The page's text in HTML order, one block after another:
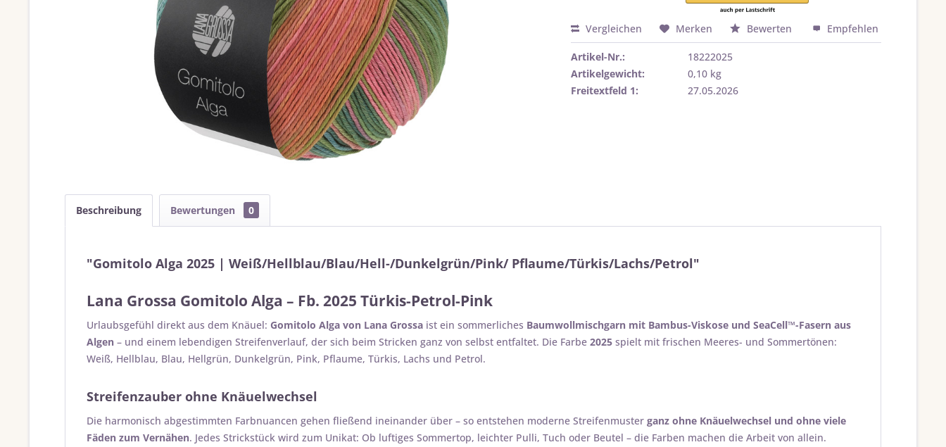
Vergleichen Merken Bewerten Empfehlen
Artikel-Nr.:
18222025
Artikelgewicht:
0,10 kg
Freitextfeld 1:
27.05.2026
Beschreibung Bewertungen 0
"Gomitolo Alga 2025 | Weiß/Hellblau/Blau/Hell-/Dunkelgrün/Pink/ Pflaume/Türkis/Lachs/Petrol"
Lana Grossa Gomitolo Alga – Fb. 2025 Türkis-Petrol-Pink
Urlaubsgefühl direkt aus dem Knäuel: Gomitolo Alga von Lana Grossa ist ein sommerliches Baumwollmischgarn mit Bambus-Viskose und SeaCell™-Fasern aus
Algen – und einem lebendigen Streifenverlauf, der sich beim Stricken ganz von selbst entfaltet. Die Farbe 2025 spielt mit frischen Meeres- und Sommertönen:
Weiß, Hellblau, Blau, Hellgrün, Dunkelgrün, Pink, Pflaume, Türkis, Lachs und Petrol.
Streifenzauber ohne Knäuelwechsel
Die harmonisch abgestimmten Farbnuancen gehen fließend ineinander über – so entstehen moderne Streifenmuster ganz ohne Knäuelwechsel und ohne viele
Fäden zum Vernähen. Jedes Strickstück wird zum Unikat: Ob luftiges Sommertop, leichter Pulli, Tuch oder Beutel – die Farben machen die Arbeit von allein.